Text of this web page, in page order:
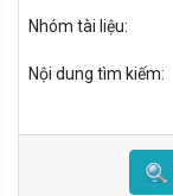
Nhóm tài liệu:
Nội dung tìm kiếm: